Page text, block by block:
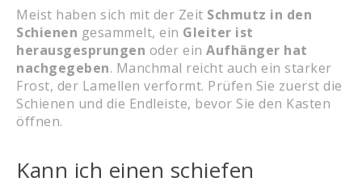
Meist haben sich mit der Zeit Schmutz in den
Schienen gesammelt, ein Gleiter ist
herausgesprungen oder ein Aufhänger hat
nachgegeben. Manchmal reicht auch ein starker
Frost, der Lamellen verformt. Prüfen Sie zuerst die
Schienen und die Endleiste, bevor Sie den Kasten
öffnen.
Kann ich einen schiefen